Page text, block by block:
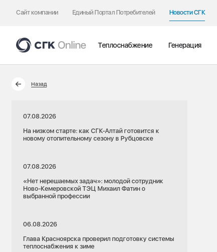
Сайт компании Единый Портал Потребителей Новости СГК
Теплоснабжение Генерация
Назад
07.08.2026
На низком старте: как СГК-Алтай готовится к
новому отопительному сезону в Рубцовске
07.08.2026
«Нет нерешаемых задач»: молодой сотрудник
Ново-Кемеровской ТЭЦ Михаил Фатин о
выбранной профессии
06.08.2026
Глава Красноярска проверил подготовку системы
теплоснабжения к зиме